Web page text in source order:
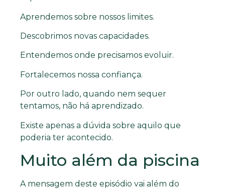
Aprendemos sobre nossos limites.
Descobrimos novas capacidades.
Entendemos onde precisamos evoluir.
Fortalecemos nossa confiança.
Por outro lado, quando nem sequer
tentamos, não há aprendizado.
Existe apenas a dúvida sobre aquilo que
poderia ter acontecido.
Muito além da piscina
A mensagem deste episódio vai além do